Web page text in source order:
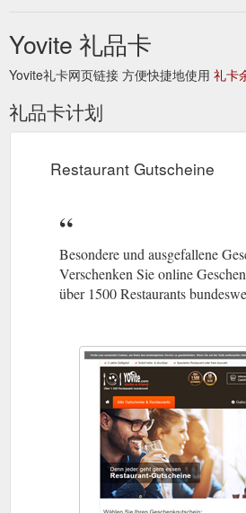
Bochum Fischspezialitäten, NORDSEE
https://www.yovite.com/Restaurants-
Espitas Leipzig Mexikanisch, Apels
NORDSEE Leipzig Fischspezialitäten,
Yovite 礼品卡
Yovite礼卡网页链接 方便快捷地使用 礼卡
礼品卡计划
Restaurant Gutscheine
Besondere und ausgefallene
Verschenken Sie online
über 1500 Restaurants